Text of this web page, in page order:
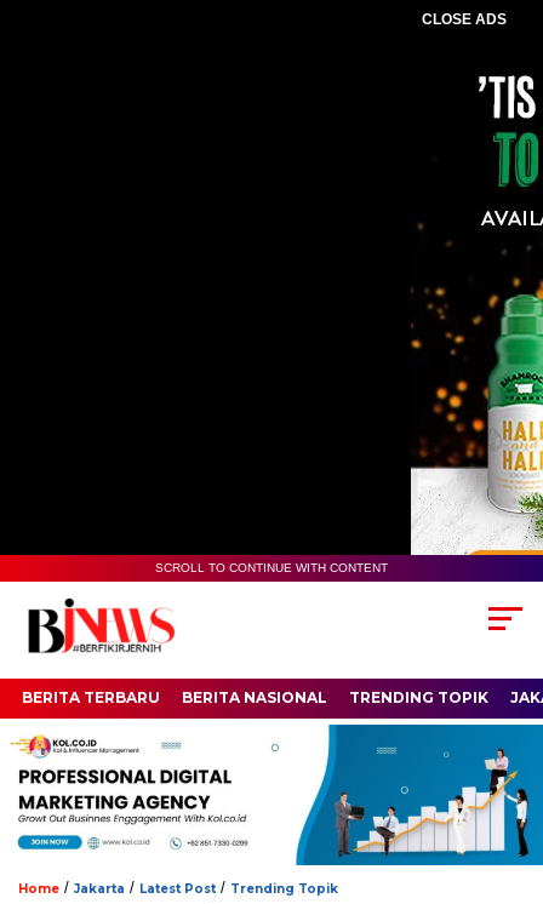
CLOSE ADS
SCROLL TO CONTINUE WITH CONTENT
BERITA TERBARU BERITA NASIONAL TRENDING TOPIK
Home / Jakarta / Latest Post / Trending Topik